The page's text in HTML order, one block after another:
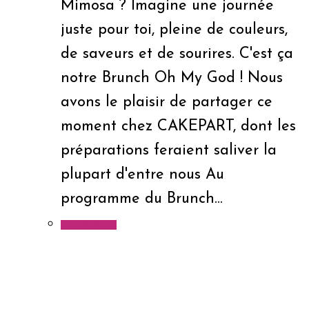
Mimosa ? Imagine une journée
juste pour toi, pleine de couleurs,
de saveurs et de sourires. C'est ça
notre Brunch Oh My God ! Nous
avons le plaisir de partager ce
moment chez CAKEPART, dont les
préparations feraient saliver la
plupart d'entre nous Au
programme du Brunch…